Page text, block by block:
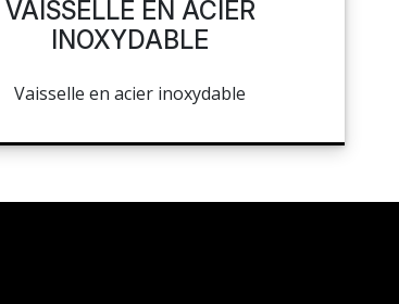
VAISSELLE EN ACIER
INOXYDABLE
Vaisselle en acier inoxydable